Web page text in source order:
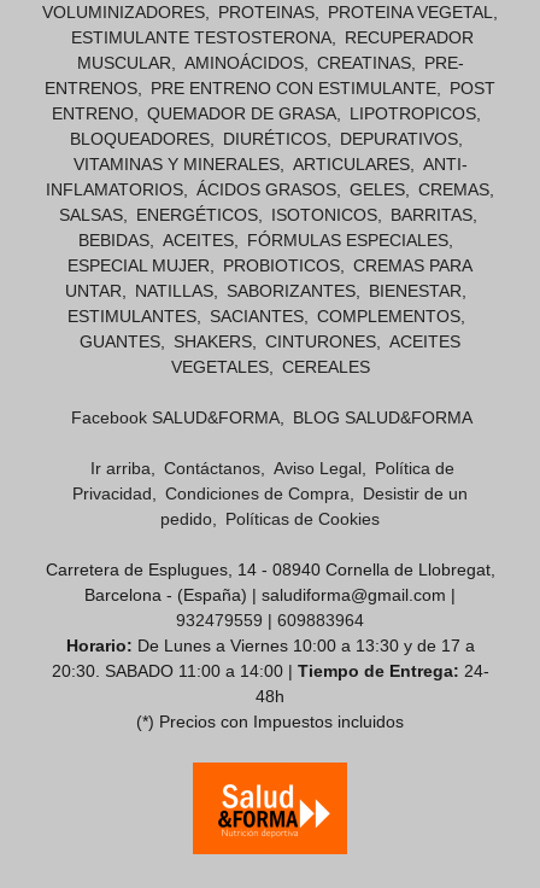
VOLUMINIZADORES
PROTEINAS
PROTEINA VEGETAL
ESTIMULANTE TESTOSTERONA
RECUPERADOR
MUSCULAR
AMINOÁCIDOS CREATINAS
PRE-
ENTRENOS
PRE ENTRENO CON ESTIMULANTE
POST
ENTRENO
QUEMADOR DE GRASA
LIPOTROPICOS
BLOQUEADORES
DIURÉTICOS
DEPURATIVOS
VITAMINAS Y MINERALES
ARTICULARES
ANTI-
INFLAMATORIOS
ÁCIDOS GRASOS GELES
CREMAS
SALSAS
ENERGÉTICOS ISOTONICOS
BARRITAS
BEBIDAS
ACEITES
FÓRMULAS ESPECIALES
ESPECIAL MUJER
PROBIOTICOS
CREMAS PARA
UNTAR
NATILLAS SABORIZANTES
BIENESTAR
ESTIMULANTES
SACIANTES
COMPLEMENTOS
GUANTES
SHAKERS CINTURONES
ACEITES
VEGETALES
CEREALES
Facebook SALUD&FORMA BLOG SALUD&FORMA
Ir arriba Contáctanos Aviso Legal
Política de
Privacidad
Condiciones de Compra
Desistir de un
pedido
Políticas de Cookies
Carretera de Esplugues, 14 - 08940 Cornella de Llobregat,
Barcelona - (España) | saludiforma@gmail.com |
932479559 | 609883964
Horario: De Lunes a Viernes 10:00 a 13:30 y de 17 a
20:30. SABADO 11:00 a 14:00 | Tiempo de Entrega: 24-
48h
(*) Precios con Impuestos incluidos